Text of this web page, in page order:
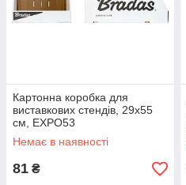
Картонна коробка для
виставкових стендів, 29х55
см, EXPO53
Немає в наявності
81 ₴